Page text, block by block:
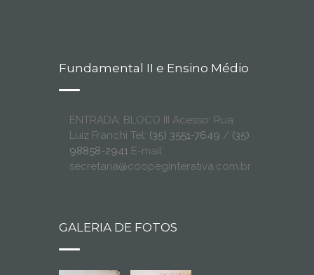
Fundamental II e Ensino Médio
ENTRADA: BLOCO III Acesso: Rua
Luiz Franchi Tel: (35) 3551-7649 / (35)
98858-2941 E-mail:
secretaria@coopeginterativa.com.br
GALERIA DE FOTOS